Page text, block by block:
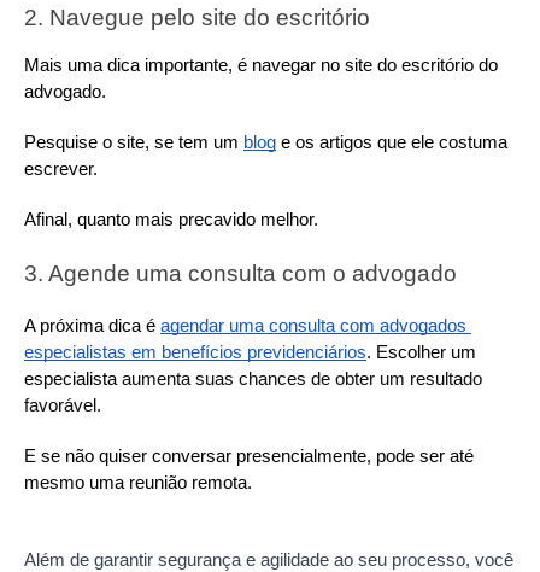
2. Navegue pelo site do escritório
Mais uma dica importante, é navegar no site do escritório do
advogado.
Pesquise o site, se tem um blog e os artigos que ele costuma
escrever.
Afinal, quanto mais precavido melhor.
3. Agende uma consulta com o advogado
A próxima dica é agendar uma consulta com advogados
especialistas em benefícios previdenciários. Escolher um
especialista aumenta suas chances de obter um resultado
favorável.
E se não quiser conversar presencialmente, pode ser até
mesmo uma reunião remota.
Além de garantir segurança e agilidade ao seu processo, você